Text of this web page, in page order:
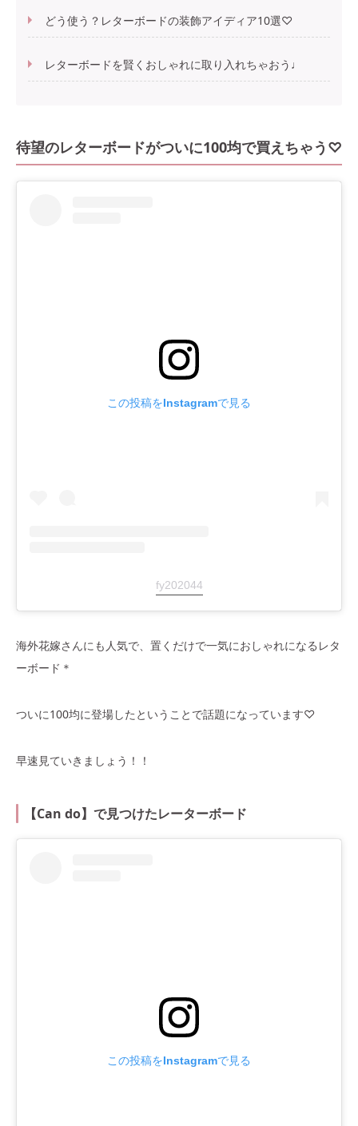
どう使う？レターボードの装飾アイディア10選♡
レターボードを賢くおしゃれに取り入れちゃおう♩
待望のレターボードがついに100均で買えちゃう♡
この投稿をInstagramで見る
fy202044
海外花嫁さんにも人気で、置くだけで一気におしゃれになるレタ
ーボード＊
ついに100均に登場したということで話題になっています♡
早速見ていきましょう！！
【Can do】で見つけたレーターボード
この投稿をInstagramで見る